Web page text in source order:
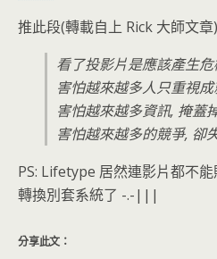
推此段(轉載自上 Rick 大師文章
看了投影片是應該產生
害怕越來越多人只重視
害怕越來越多資訊, 掩蓋
害怕越來越多的競爭, 卻
PS: Lifetype 居然連影片都不
轉換別套系統了 -.-|||
分享此文：